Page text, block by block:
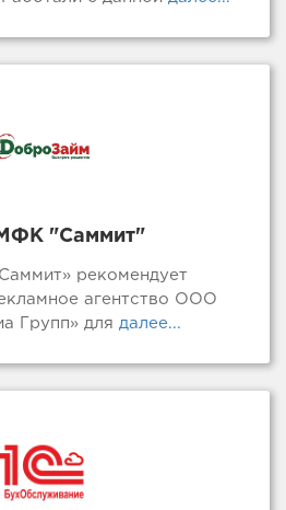
"Саммит"
рекомендует
агентство ООО
Групп» для далее...